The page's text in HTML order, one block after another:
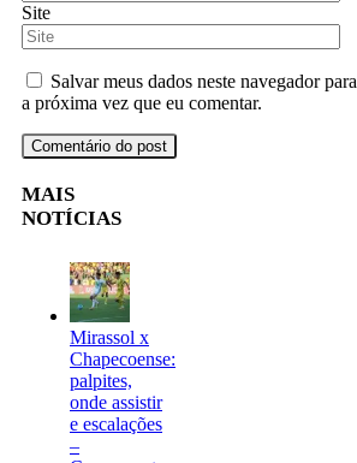
Site
Salvar meus dados neste navegador para
a próxima vez que eu comentar.
MAIS
NOTÍCIAS
Mirassol x
Chapecoense:
palpites,
onde assistir
e escalações
–